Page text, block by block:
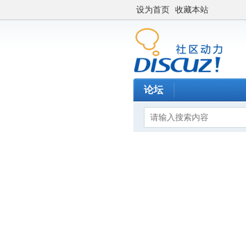
设为首页 收藏本站
论坛